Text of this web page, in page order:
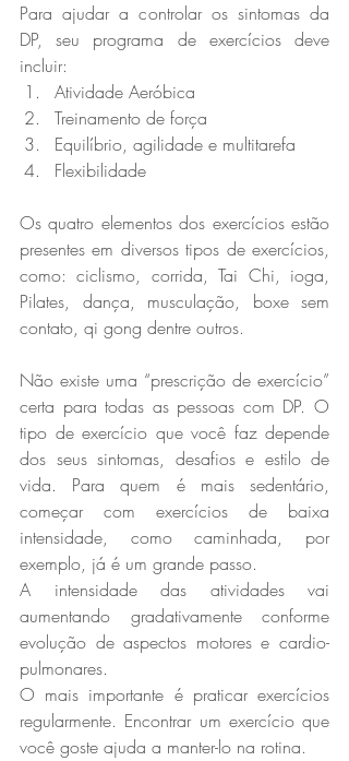
Para ajudar a controlar os sintomas da
DP, seu programa de exercícios deve
incluir:
Atividade Aeróbica
Treinamento de força
Equilíbrio, agilidade e multitarefa
Flexibilidade
Os quatro elementos dos exercícios estão
presentes em diversos tipos de exercícios,
como: ciclismo, corrida, Tai Chi, ioga,
Pilates, dança, musculação, boxe sem
contato, qi gong dentre outros.
Não existe uma “prescrição de exercício”
certa para todas as pessoas com DP. O
tipo de exercício que você faz depende
dos seus sintomas, desafios e estilo de
vida. Para quem é mais sedentário,
começar com exercícios de baixa
intensidade, como caminhada, por
exemplo, já é um grande passo.
A intensidade das atividades vai
aumentando gradativamente conforme
evolução de aspectos motores e cardio-
pulmonares.
O mais importante é praticar exercícios
regularmente. Encontrar um exercício que
você goste ajuda a manter-lo na rotina.